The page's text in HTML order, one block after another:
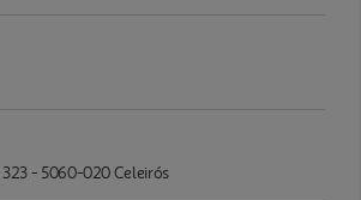
- 5060-020 Celeirós